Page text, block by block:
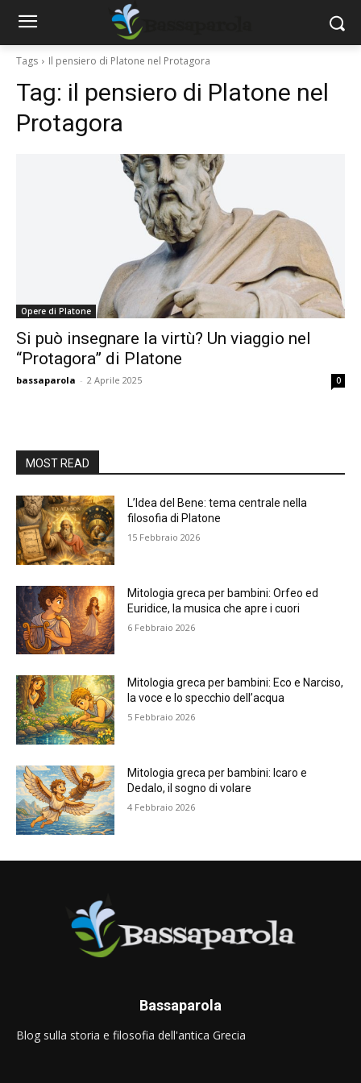
Tags Il pensiero di Platone nel Protagora
Tag: il pensiero di Platone nel
Protagora
Opere di Platone
Si può insegnare la virtù? Un viaggio nel
“Protagora” di Platone
bassaparola - 2 Aprile 2025 0
MOST READ
L’Idea del Bene: tema centrale nella
filosofia di Platone
15 Febbraio 2026
Mitologia greca per bambini: Orfeo ed
Euridice, la musica che apre i cuori
6 Febbraio 2026
Mitologia greca per bambini: Eco e Narciso,
la voce e lo specchio dell’acqua
5 Febbraio 2026
Mitologia greca per bambini: Icaro e
Dedalo, il sogno di volare
4 Febbraio 2026
Bassaparola
Blog sulla storia e filosofia dell'antica Grecia